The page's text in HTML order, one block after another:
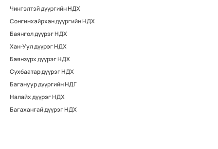
Чингэлтэй дүүргийн НДХ
Сонгинхайрхан дүүргийн НДХ
Баянгол дүүрэг НДХ
Хан-Уул дүүрэг НДХ
Баянзүрх дүүрэг НДХ
Сүхбаатар дүүрэг НДХ
Багануур дүүргийн НДГ
Налайх дүүрэг НДХ
Багахангай дүүрэг НДХ